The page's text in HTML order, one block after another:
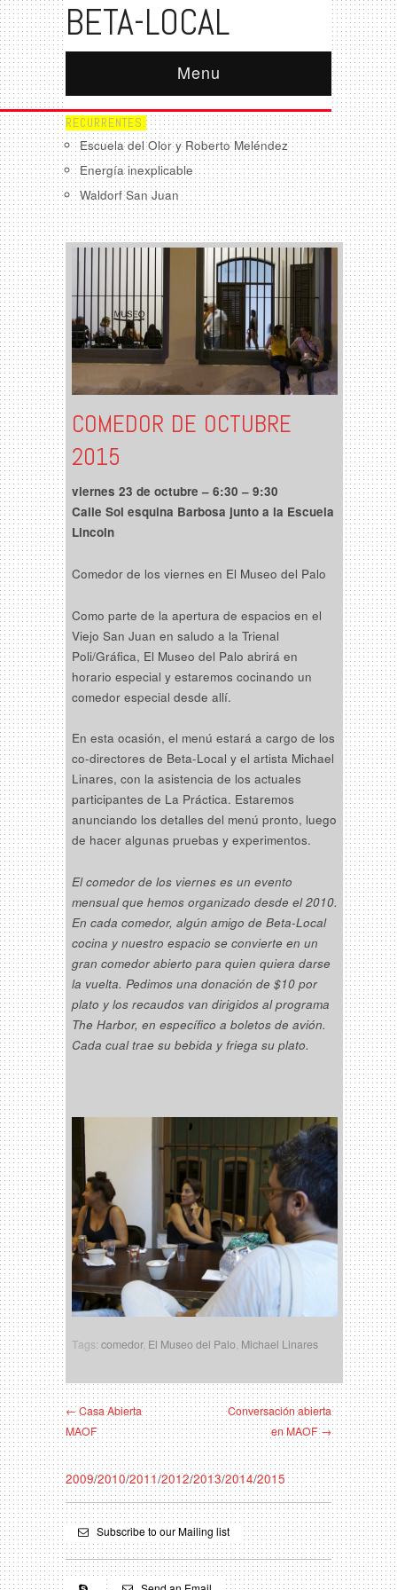
BETA-LOCAL
Menu
RECURRENTES:
Escuela del Olor y Roberto Meléndez
Energía inexplicable
Waldorf San Juan
COMEDOR DE OCTUBRE
2015
viernes 23 de octubre – 6:30 – 9:30
Calle Sol esquina Barbosa junto a la Escuela
Lincoln
Comedor de los viernes en El Museo del Palo
Como parte de la apertura de espacios en el
Viejo San Juan en saludo a la Trienal
Poli/Gráfica, El Museo del Palo abrirá en
horario especial y estaremos cocinando un
comedor especial desde allí.
En esta ocasión, el menú estará a cargo de los
co-directores de Beta-Local y el artista Michael
Linares, con la asistencia de los actuales
participantes de La Práctica. Estaremos
anunciando los detalles del menú pronto, luego
de hacer algunas pruebas y experimentos.
El comedor de los viernes es un evento
mensual que hemos organizado desde el 2010.
En cada comedor, algún amigo de Beta-Local
cocina y nuestro espacio se convierte en un
gran comedor abierto para quien quiera darse
la vuelta. Pedimos una donación de $10 por
plato y los recaudos van dirigidos al programa
The Harbor, en específico a boletos de avión.
Cada cual trae su bebida y friega su plato.
Tags: comedor, El Museo del Palo, Michael Linares
← Casa Abierta
MAOF
Conversación abierta
en MAOF →
2009/2010/2011/2012/2013/2014/2015
Subscribe to our Mailing list